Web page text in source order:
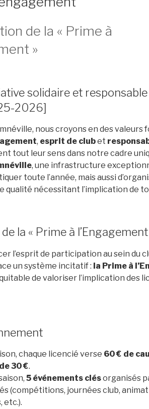
de la « Prime à
»
solidaire et
2026]
nous croyons en des valeurs
, esprit de clubet
tout leur sens dans notre cadre
, une infrastructure
toute l’année, mais aussi
qualité nécessitant l’implication de
la « Prime à l’Engagement
l’esprit de participation au sein du
un système incitatif : la Prime à
de valoriser l’implication des
chaque licencié verse 60 € de
30 €.
5 événements clésorganisés
(compétitions, journées club,
etc.).